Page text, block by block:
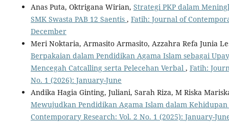
Anas Puta, Oktrigana Wirian, Strategi PKP dalam
SMK Swasta PAB 12 Saentis , Fatih: Journal of
December
Meri Noktaria, Armasito Armasito, Azzahra Refa Junia
Berpakaian dalam Pendidikan Agama Islam sebagai
Mencegah Catcalling serta Pelecehan Verbal , Fatih:
No. 1 (2026): January-June
Andika Hagia Ginting, Juliani, Sarah Riza, M Riska
Mewujudkan Pendidikan Agama Islam dalam
Contemporary Research: Vol. 2 No. 1 (2025): January-